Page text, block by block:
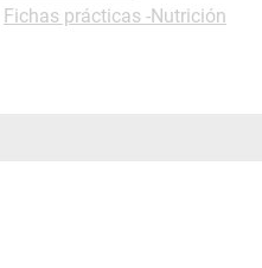
Fichas prácticas -Nutrición